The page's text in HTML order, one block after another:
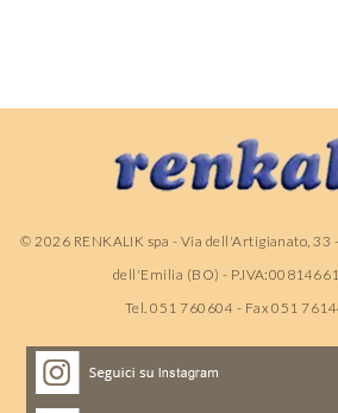
© 2026 RENKALIK spa - Via dell'Artigianato,
dell'Emilia (BO) -
Tel. 051 760604 - Fax 051